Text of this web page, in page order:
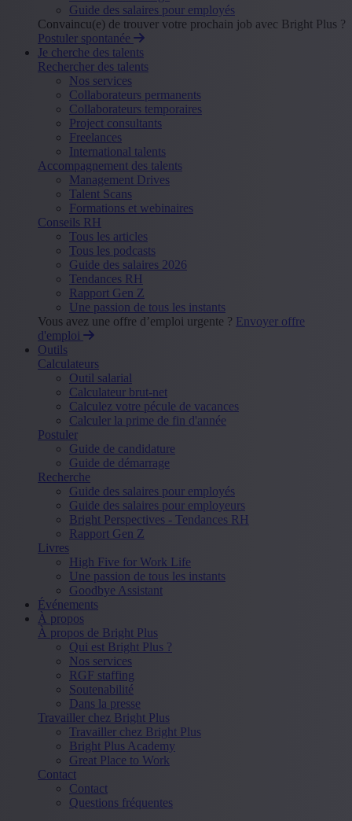
Guide des salaires pour employés
Convaincu(e) de trouver votre prochain job avec Bright Plus ?
Postuler spontanée
Je cherche des talents
Rechercher des talents
Nos services
Collaborateurs permanents
Collaborateurs temporaires
Project consultants
Freelances
International talents
Accompagnement des talents
Management Drives
Talent Scans
Formations et webinaires
Conseils RH
Tous les articles
Tous les podcasts
Guide des salaires 2026
Tendances RH
Rapport Gen Z
Une passion de tous les instants
Vous avez une offre d’emploi urgente ? Envoyer offre
d'emploi
Outils
Calculateurs
Outil salarial
Calculateur brut-net
Calculez votre pécule de vacances
Calculer la prime de fin d'année
Postuler
Guide de candidature
Guide de démarrage
Recherche
Guide des salaires pour employés
Guide des salaires pour employeurs
Bright Perspectives - Tendances RH
Rapport Gen Z
Livres
High Five for Work Life
Une passion de tous les instants
Goodbye Assistant
Événements
À propos
À propos de Bright Plus
Qui est Bright Plus ?
Nos services
RGF staffing
Soutenabilité
Dans la presse
Travailler chez Bright Plus
Travailler chez Bright Plus
Bright Plus Academy
Great Place to Work
Contact
Contact
Questions fréquentes